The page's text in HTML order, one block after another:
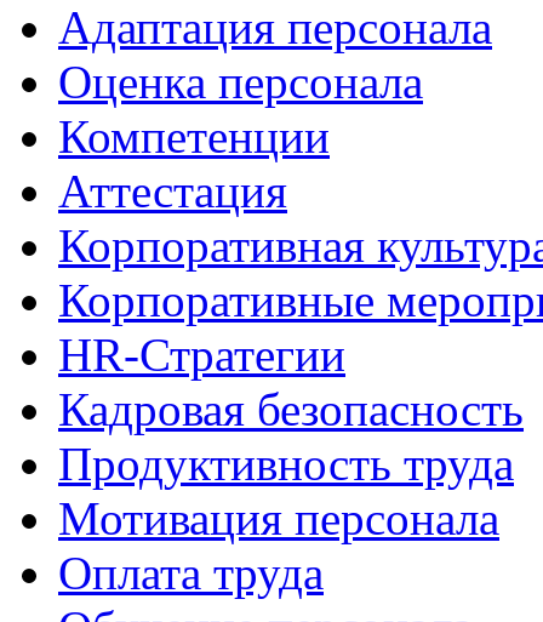
Адаптация персонала
Оценка персонала
Компетенции
Аттестация
Корпоративная
Корпоративные
HR-Стратегии
Кадровая безопасность
Продуктивность труда
Мотивация персонала
Оплата труда